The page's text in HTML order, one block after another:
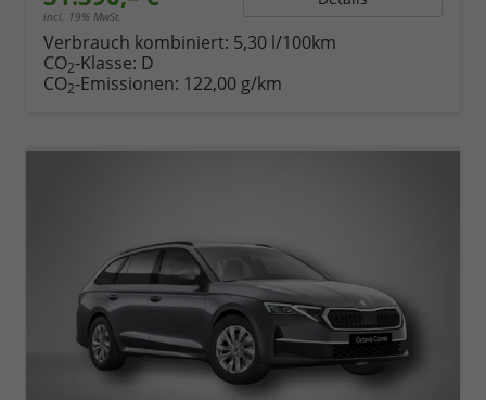
incl. 19% MwSt.
Verbrauch kombiniert: 5,30 l/100km
CO2-Klasse: D
CO2-Emissionen: 122,00 g/km